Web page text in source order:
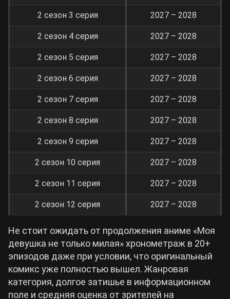
2 сезон 3 серия 2027 – 2028
2 сезон 4 серия 2027 – 2028
2 сезон 5 серия 2027 – 2028
2 сезон 6 серия 2027 – 2028
2 сезон 7 серия 2027 – 2028
2 сезон 8 серия 2027 – 2028
2 сезон 9 серия 2027 – 2028
2 сезон 10 серия 2027 – 2028
2 сезон 11 серия 2027 – 2028
2 сезон 12 серия 2027 – 2028
Не стоит ожидать от продолжения аниме «Моя
девушка не только милая» хронометраж в 20+
эпизодов даже при условии, что оригинальный
комикс уже полностью вышел. Жанровая
категория, долгое затишье в информационном
поле и средняя оценка от зрителей на